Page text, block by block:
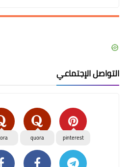
التواصل الإجتماعي
pinterest
quora